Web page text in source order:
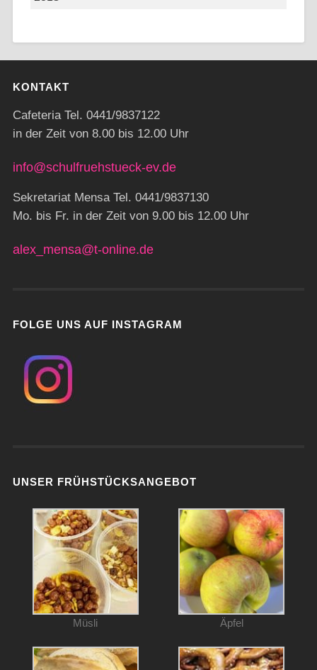
KONTAKT
Cafeteria Tel. 0441/9837122
in der Zeit von 8.00 bis 12.00 Uhr
info@schulfruehstueck-ev.de
Sekretariat Mensa Tel. 0441/9837130
Mo. bis Fr. in der Zeit von 9.00 bis 12.00 Uhr
alex_mensa@t-online.de
FOLGE UNS AUF INSTAGRAM
UNSER FRÜHSTÜCKSANGEBOT
Müsli Äpfel